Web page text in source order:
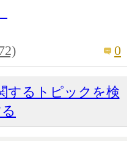
0
するトピックを検